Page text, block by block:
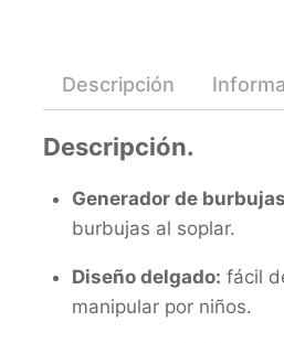
Descripción
Descripción.
Generador de
burbujas al soplar.
Diseño delgado: fácil
manipular por niños.